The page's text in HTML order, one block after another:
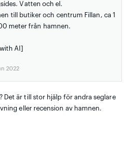
Vatten och el.
till butiker och centrum Fillan, ca 1
meter från hamnen.
AI]
2022
Det är till stor hjälp för andra seglare
eller recension av hamnen.